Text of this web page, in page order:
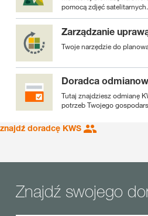
pomocą zdjęć satelitarnych.
Zarządzanie
Twoje narzędzie do
Doradca
Tutaj znajdziesz odmianę
potrzeb Twojego
znajdź doradcę KWS
Znajdź swojego